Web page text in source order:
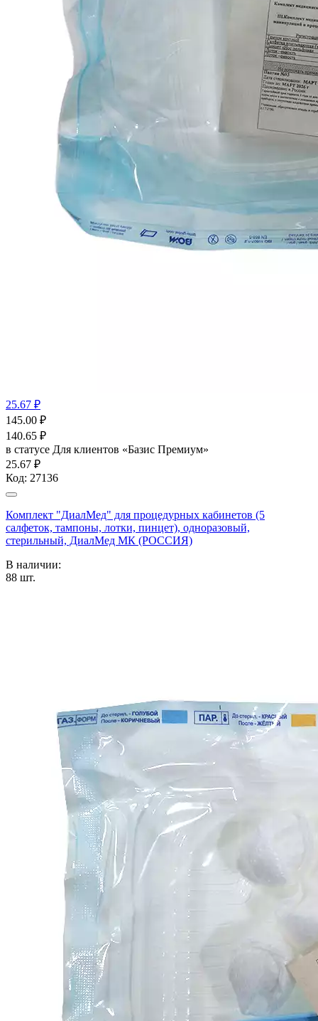
25.67 ₽
145.00 ₽
140.65 ₽
в статусе Для клиентов «Базис Премиум»
25.67 ₽
Код: 27136
Комплект "ДиалМед" для процедурных кабинетов (5
салфеток, тампоны, лотки, пинцет), одноразовый,
стерильный, ДиалМед МК (РОССИЯ)
В наличии:
88 шт.